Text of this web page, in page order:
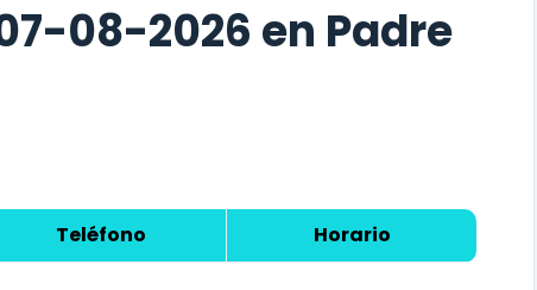
08-2026 en Padre
Teléfono Horario